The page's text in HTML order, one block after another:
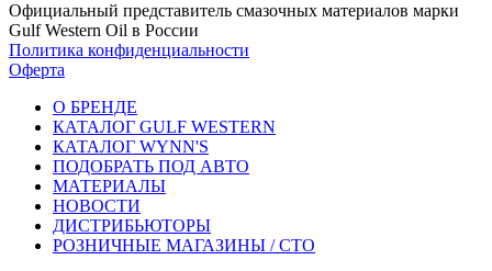
Официальный представитель смазочных материалов марки
Gulf Western Oil в России
Политика конфиденциальности
Оферта
О БРЕНДЕ
КАТАЛОГ GULF WESTERN
КАТАЛОГ WYNN'S
ПОДОБРАТЬ ПОД АВТО
МАТЕРИАЛЫ
НОВОСТИ
ДИСТРИБЬЮТОРЫ
РОЗНИЧНЫЕ МАГАЗИНЫ / СТО